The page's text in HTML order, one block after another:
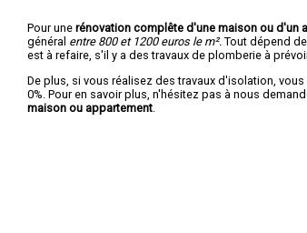
Pour une rénovation complête d'une maison ou d'un
général entre 800 et 1200 euros le m². Tout dépend
est à refaire, s'il y a des travaux de plomberie à
De plus, si vous réalisez des travaux d'isolation,
0%. Pour en savoir plus, n'hésitez pas à nous
maison ou appartement